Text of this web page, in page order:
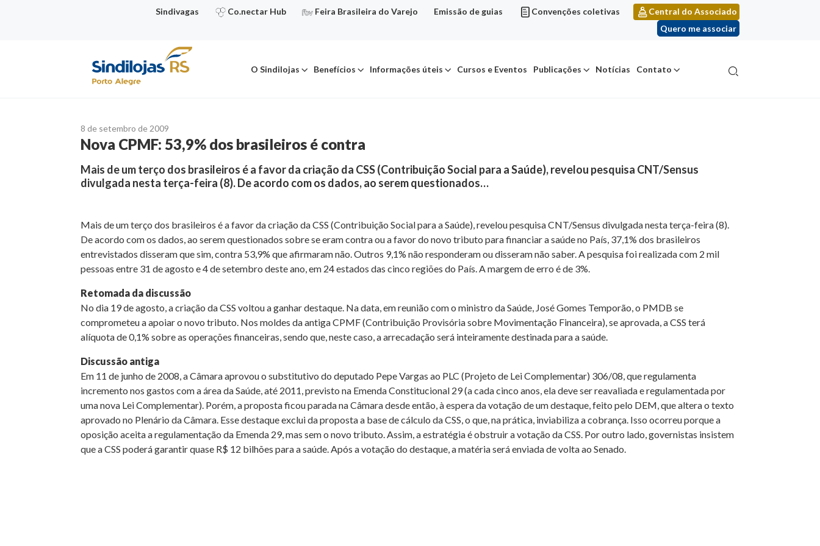
Sindivagas Co.nectar Hub Feira Brasileira do Varejo Emissão de guias Convenções coletivas
Central do Associado
Quero me associar
O Sindilojas Benefícios Informações úteis Cursos e Eventos Publicações Notícias Contato
8 de setembro de 2009
Nova CPMF: 53,9% dos brasileiros é contra
Mais de um terço dos brasileiros é a favor da criação da CSS (Contribuição Social para a Saúde), revelou pesquisa CNT/Sensus
divulgada nesta terça-feira (8). De acordo com os dados, ao serem questionados…
Mais de um terço dos brasileiros é a favor da criação da CSS (Contribuição Social para a Saúde), revelou pesquisa CNT/Sensus divulgada nesta terça-feira (8).
De acordo com os dados, ao serem questionados sobre se eram contra ou a favor do novo tributo para financiar a saúde no País, 37,1% dos brasileiros
entrevistados disseram que sim, contra 53,9% que afirmaram não. Outros 9,1% não responderam ou disseram não saber. A pesquisa foi realizada com 2 mil
pessoas entre 31 de agosto e 4 de setembro deste ano, em 24 estados das cinco regiões do País. A margem de erro é de 3%.
Retomada da discussão
No dia 19 de agosto, a criação da CSS voltou a ganhar destaque. Na data, em reunião com o ministro da Saúde, José Gomes Temporão, o PMDB se
comprometeu a apoiar o novo tributo. Nos moldes da antiga CPMF (Contribuição Provisória sobre Movimentação Financeira), se aprovada, a CSS terá
alíquota de 0,1% sobre as operações financeiras, sendo que, neste caso, a arrecadação será inteiramente destinada para a saúde.
Discussão antiga
Em 11 de junho de 2008, a Câmara aprovou o substitutivo do deputado Pepe Vargas ao PLC (Projeto de Lei Complementar) 306/08, que regulamenta
incremento nos gastos com a área da Saúde, até 2011, previsto na Emenda Constitucional 29 (a cada cinco anos, ela deve ser reavaliada e regulamentada por
uma nova Lei Complementar). Porém, a proposta ficou parada na Câmara desde então, à espera da votação de um destaque, feito pelo DEM, que altera o texto
aprovado no Plenário da Câmara. Esse destaque exclui da proposta a base de cálculo da CSS, o que, na prática, inviabiliza a cobrança. Isso ocorreu porque a
oposição aceita a regulamentação da Emenda 29, mas sem o novo tributo. Assim, a estratégia é obstruir a votação da CSS. Por outro lado, governistas insistem
que a CSS poderá garantir quase R$ 12 bilhões para a saúde. Após a votação do destaque, a matéria será enviada de volta ao Senado.